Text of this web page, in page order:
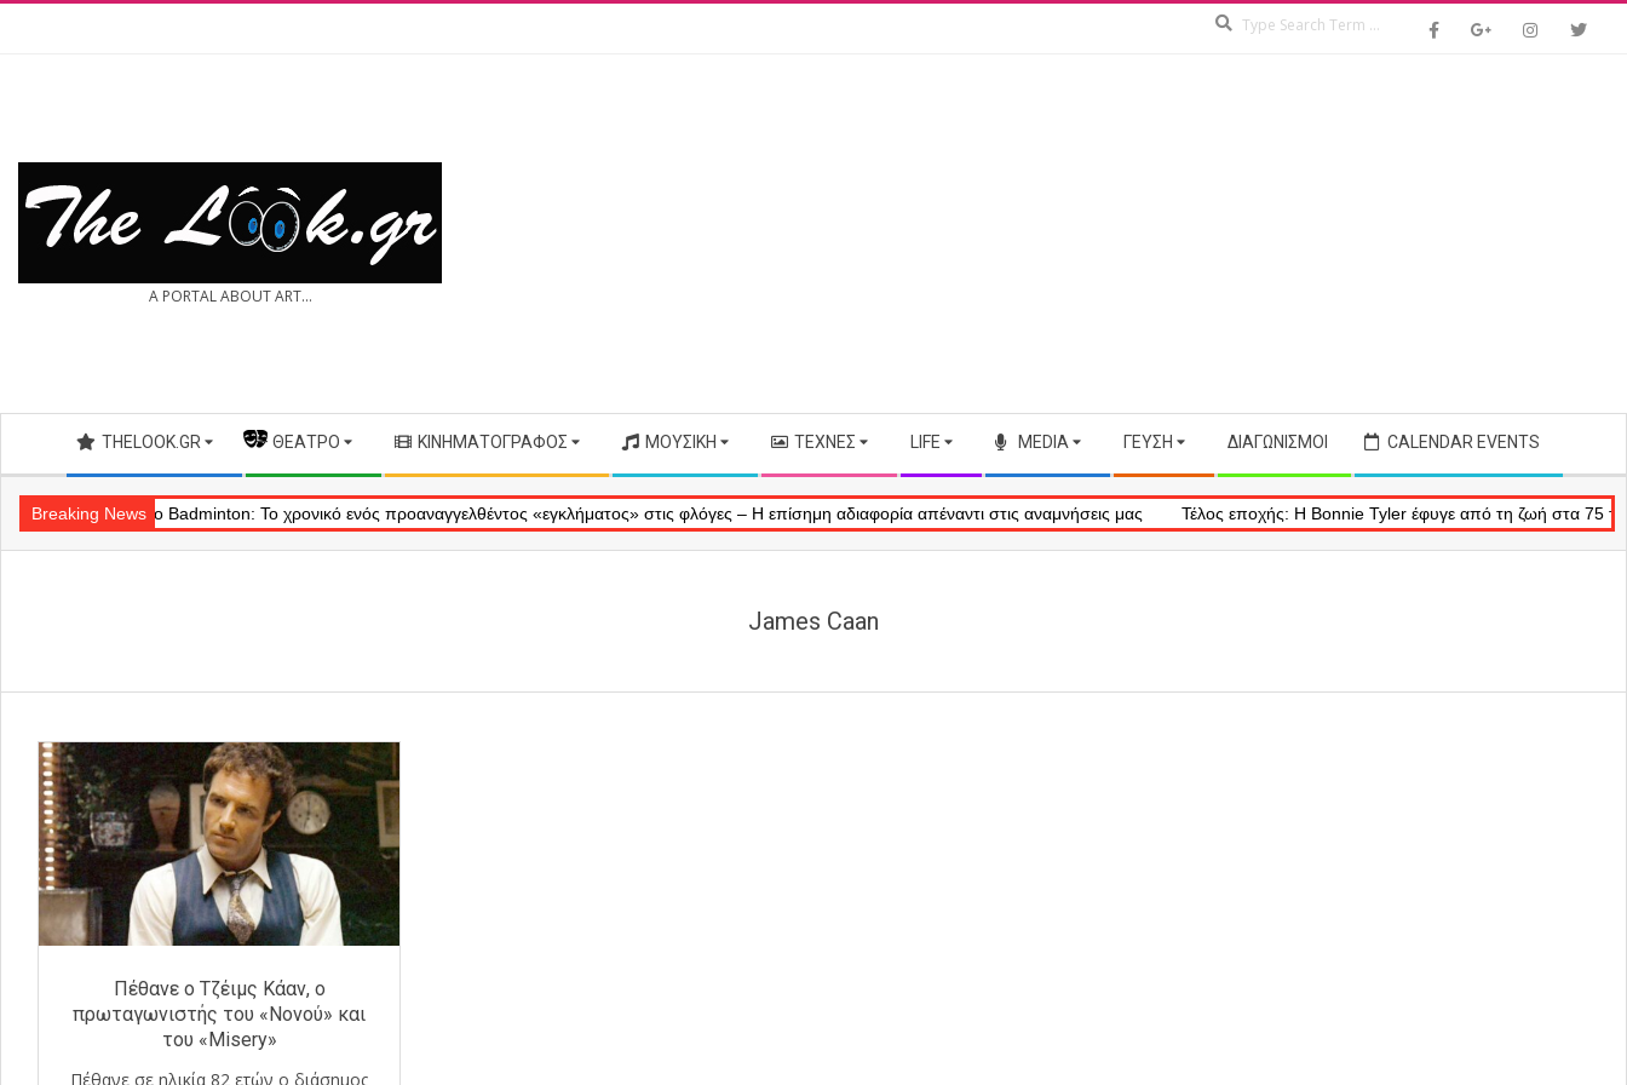
THE A PORTAL ABOUT ART...
Secondary
Navigation
Menu
THELOOK.GR — ΘΈΑΤΡΟ ΚΙΝΗΜΑΤΟΓΡΆΦΟΣ ΜΟΥΣΙΚΉ ΤΈΧΝΕΣ LIFE MEDIA ΓΕΎΣΗ ΔΙΑΓΩΝΙΣΜΟΊ CALENDAR EVENTS
Breaking News
Θέατρο Badminton: Το χρονικό ενός προαναγγελθέντος «εγκλήματος» στις φλόγες – Η επίσημη αδιαφορία απέναντι στις αναμνήσεις μας Τέλος εποχής: Η Bonnie Tyler έφυγε από τη ζωή στα 75 της
James Caan
Πέθανε ο Τζέιμς Κάαν, ο
πρωταγωνιστής του «Νονού» και
του «Misery»
Πέθανε σε ηλικία 82 ετών ο διάσημος